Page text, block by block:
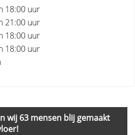
18:00 uur
21:00 uur
18:00 uur
18:00 uur
wij 63 mensen blij gemaakt